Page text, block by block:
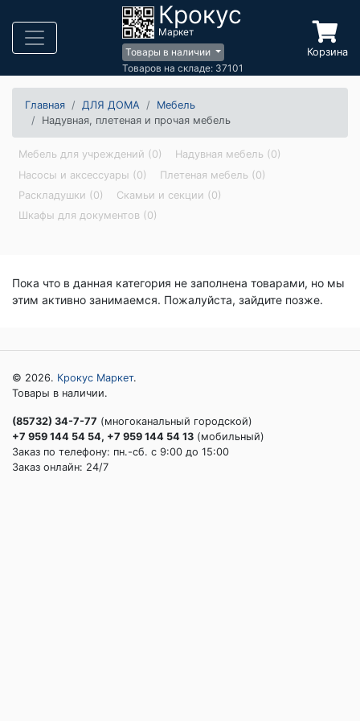
Крокус
Маркет
Товары в наличии
Товаров на складе: 37101
Корзина
Главная ДЛЯ ДОМА
Мебель
Надувная, плетеная и прочая мебель
Мебель для учреждений (0)
Надувная мебель (0)
Насосы и аксессуары (0)
Плетеная мебель (0)
Раскладушки (0)
Скамьи и секции (0)
Шкафы для документов (0)
Пока что в данная категория не заполнена товарами, но мы
этим активно занимаемся. Пожалуйста, зайдите позже.
© 2026. Крокус Маркет.
Товары в наличии.
(85732) 34-7-77 (многоканальный городской)
+7 959 144 54 54, +7 959 144 54 13 (мобильный)
Заказ по телефону: пн.-сб. c 9:00 до 15:00
Заказ онлайн: 24/7